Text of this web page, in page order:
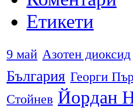
Етикети
9 май Азотен диоксид
България Георги
Стойнев Йордан